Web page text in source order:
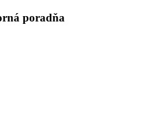
poradňa